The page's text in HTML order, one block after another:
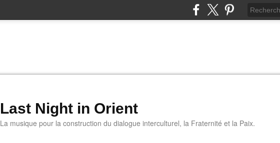
Last Night in Orient
La musique pour la construction du dialogue interculturel, la Fraternité et la Paix.